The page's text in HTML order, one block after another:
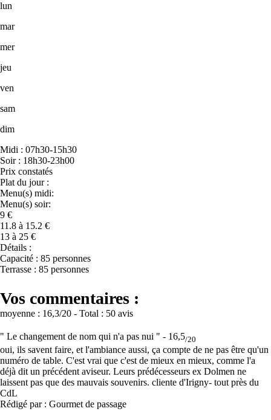
lun
mar
mer
jeu
ven
sam
dim
Midi : 07h30-15h30
Soir : 18h30-23h00
Prix constatés
Plat du jour :
Menu(s) midi:
Menu(s) soir:
9 €
11.8 à 15.2 €
13 à 25 €
Détails :
Capacité : 85 personnes
Terrasse : 85 personnes
Vos commentaires :
moyenne : 16,3/20 - Total : 50 avis
" Le changement de nom qui n'a pas nui " - 16,5/20
oui, ils savent faire, et l'ambiance aussi, ça compte de ne pas être qu'un
numéro de table. C'est vrai que c'est de mieux en mieux, comme l'a
déjà dit un précédent aviseur. Leurs prédécesseurs ex Dolmen ne
laissent pas que des mauvais souvenirs. cliente d'Irigny- tout près du
CdL
Rédigé par : Gourmet de passage